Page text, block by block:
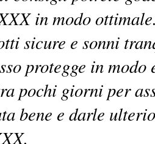
in modo
sicure e sonni
protegge in modo
pochi giorni per
bene e darle